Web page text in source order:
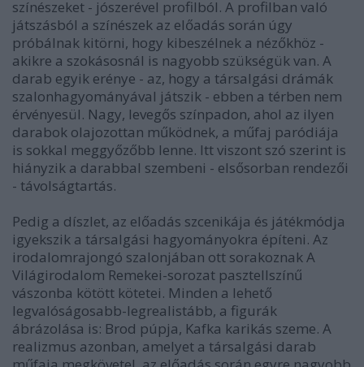
színészeket - jószerével profilból. A profilban való
játszásból a színészek az előadás során úgy
próbálnak kitörni, hogy kibeszélnek a nézőkhöz -
akikre a szokásosnál is nagyobb szükségük van. A
darab egyik erénye - az, hogy a társalgási drámák
szalonhagyományával játszik - ebben a térben nem
érvényesül. Nagy, levegős színpadon, ahol az ilyen
darabok olajozottan működnek, a műfaj paródiája
is sokkal meggyőzőbb lenne. Itt viszont szó szerint is
hiányzik a darabbal szembeni - elsősorban rendezői
- távolságtartás.
Pedig a díszlet, az előadás szcenikája és játékmódja
igyekszik a társalgási hagyományokra építeni. Az
irodalomrajongó szalonjában ott sorakoznak A
Világirodalom Remekei-sorozat pasztellszínű
vászonba kötött kötetei. Minden a lehető
legvalóságosabb-legrealistább, a figurák
ábrázolása is: Brod púpja, Kafka karikás szeme. A
realizmus azonban, amelyet a társalgási darab